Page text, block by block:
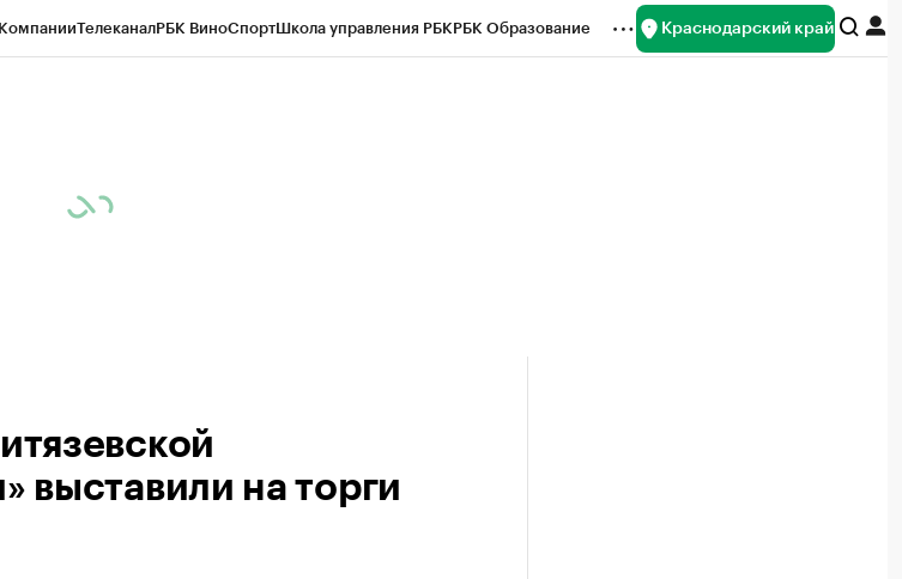
ТелеканалРБК ВиноСпортШкола управления РБКРБК Образование Краснодарский край
выставили на торги